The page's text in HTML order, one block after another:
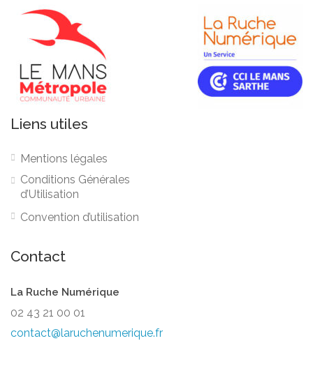
Liens utiles
Mentions légales
Conditions Générales
d’Utilisation
Convention d’utilisation
Contact
La Ruche Numérique
02 43 21 00 01
contact@laruchenumerique.fr